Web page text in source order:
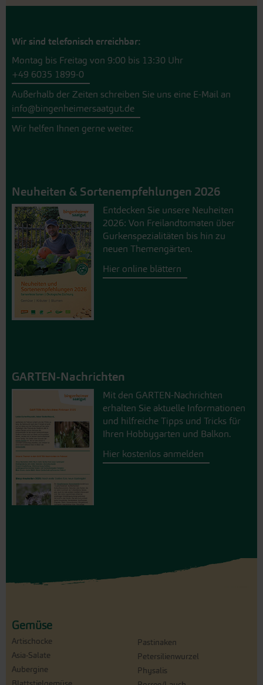
Wir sind telefonisch erreichbar:
Montag bis Freitag von 9:00 bis 13:30 Uhr
+49 6035 1899-0
Außerhalb der Zeiten schreiben Sie uns eine E-Mail an
info@bingenheimersaatgut.de
Wir helfen Ihnen gerne weiter.
Neuheiten & Sortenempfehlungen 2026
Entdecken Sie unsere Neuheiten
2026: Von Freilandtomaten über
Gurkenspezialitäten bis hin zu
neuen Themengärten.
Hier online blättern
GARTEN-Nachrichten
Mit den GARTEN-Nachrichten
erhalten Sie aktuelle Informationen
und hilfreiche Tipps und Tricks für
Ihren Hobbygarten und Balkon.
Hier kostenlos anmelden
Gemüse
Artischocke
Asia-Salate
Aubergine
Pastinaken
Petersilienwurzel
Physalis